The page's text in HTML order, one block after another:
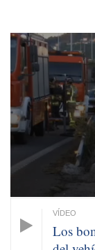
0
seconds
1
minute,
seconds
Los